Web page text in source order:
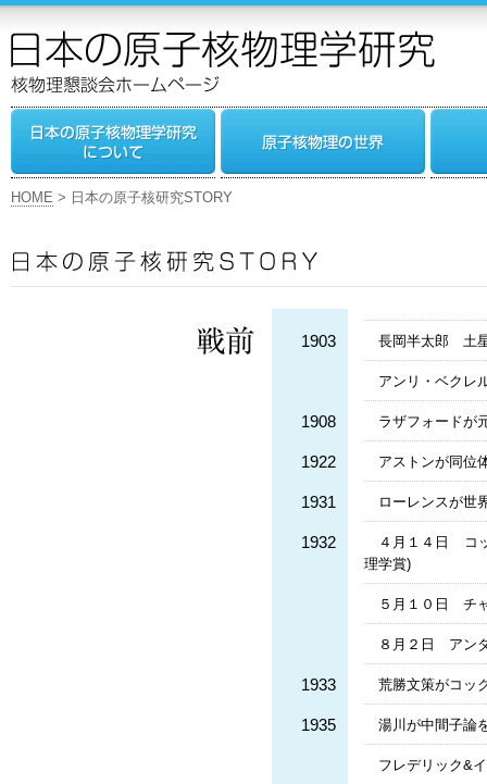
HOME > 日本の原子核研究STORY
1903 長岡半太郎 土
アンリ・ベクレ
1908 ラザフォードが
1922 アストンが同位
1931 ローレンスが世
1932
４月１４日 コ
理学賞)
５月１０日 チ
８月２日 アン
1933 荒勝文策がコッ
1935 湯川が中間子論
フレデリック&